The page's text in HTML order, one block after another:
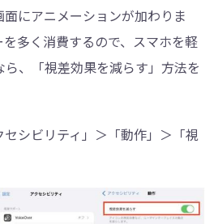
にアニメーションが加わりま
多く消費するので、スマホを軽
、「視差効果を減らす」方法を
シビリティ」＞「動作」＞「視